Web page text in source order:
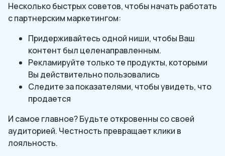
Несколько быстрых советов, чтобы начать работать
с партнерским маркетингом:
Придерживайтесь одной ниши, чтобы Ваш
контент был целенаправленным.
Рекламируйте только те продукты, которыми
Вы действительно пользовались
Следите за показателями, чтобы увидеть, что
продается
И самое главное? Будьте откровенны со своей
аудиторией. Честность превращает клики в
лояльность.